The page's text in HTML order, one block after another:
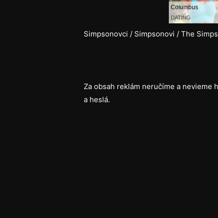
Simpsonovci / Simpsonovi / The
Za obsah reklám neručíme a nevieme
a heslá.